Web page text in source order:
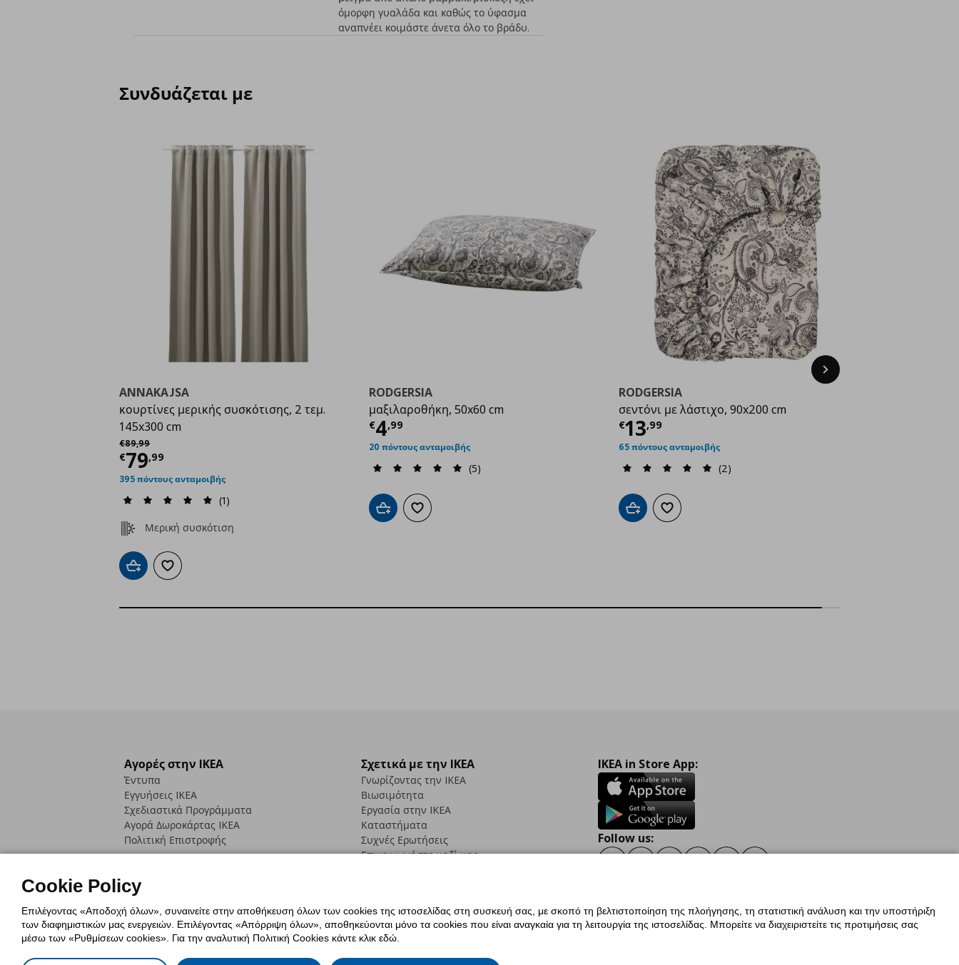
όμορφη γυαλάδα και καθώς το ύφασμα
αναπνέει κοιμάστε άνετα όλο το βράδυ.
Συνδυάζεται με
ANNAKAJSA
κουρτίνες μερικής συσκότισης, 2 τεμ.
145x300 cm
€89,99
Αρχική τιμή
€79,99
Τρέχουσα τιμή
395 πόντους ανταμοιβής
(1)
Μερική συσκότιση
Προσθήκη στο καλάθι
Προσθήκη στα αγαπημένα
RODGERSIA
μαξιλαροθήκη, 50x60 cm
€4,99
Τρέχουσα τιμή
20 πόντους ανταμοιβής
(5)
Προσθήκη στο καλάθι
Προσθήκη στα αγαπημένα
RODGERSIA
σεντόνι με λάστιχο, 90x200 cm
€13,99
Τρέχουσα τιμή
65 πόντους ανταμοιβής
(2)
Προσθήκη στο καλάθι
Προσθήκη στα αγαπημένα
Next
Αγορές στην IKEA
Έντυπα
Εγγυήσεις IKEA
Σχεδιαστικά Προγράμματα
Αγορά Δωρoκάρτας IKEA
Πολιτική Επιστροφής
Σχετικά με την IKEA
Γνωρίζοντας την IKEA
Βιωσιμότητα
Εργασία στην IKEA
Καταστήματα
Συχνές Ερωτήσεις
Επικοινωνήστε μαζί μας
IKEA in Store App:
Follow us:
Πολιτική Cookies Δήλωση ψηφιακής προσβασιμότητας
Γενική Πολιτική Προσωπικών Δεδομένων
Cookie Policy
Επιλέγοντας «Αποδοχή όλων», συναινείτε στην αποθήκευση όλων των cookies της ιστοσελίδας στη συσκευή σας, με σκοπό τη βελτιστοποίηση της πλοήγησης, τη στατιστική ανάλυση και την υποστήριξη
των διαφημιστικών μας ενεργειών. Επιλέγοντας «Απόρριψη όλων», αποθηκεύονται μόνο τα cookies που είναι αναγκαία για τη λειτουργία της ιστοσελίδας. Μπορείτε να διαχειριστείτε τις προτιμήσεις σας
μέσω των «Ρυθμίσεων cookies». Για την αναλυτική Πολιτική Cookies κάντε κλικ εδώ.